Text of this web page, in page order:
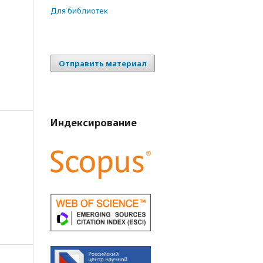
Для библиотек
Отправить материал
Индексирование